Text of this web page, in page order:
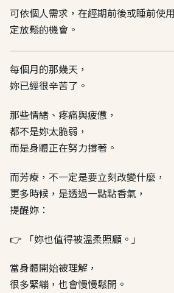
可依個人需求，在經期前後或睡前使
定放鬆的機會。
每個月的那幾天，
妳已經很辛苦了。
那些情緒、疼痛與疲憊，
都不是妳太脆弱，
而是身體正在努力撐著。
而芳療，不一定是要立刻改變什麼，
更多時候，是透過一點點香氣，
提醒妳：
👉 「妳也值得被溫柔照顧。」
當身體開始被理解，
很多緊繃，也會慢慢鬆開。